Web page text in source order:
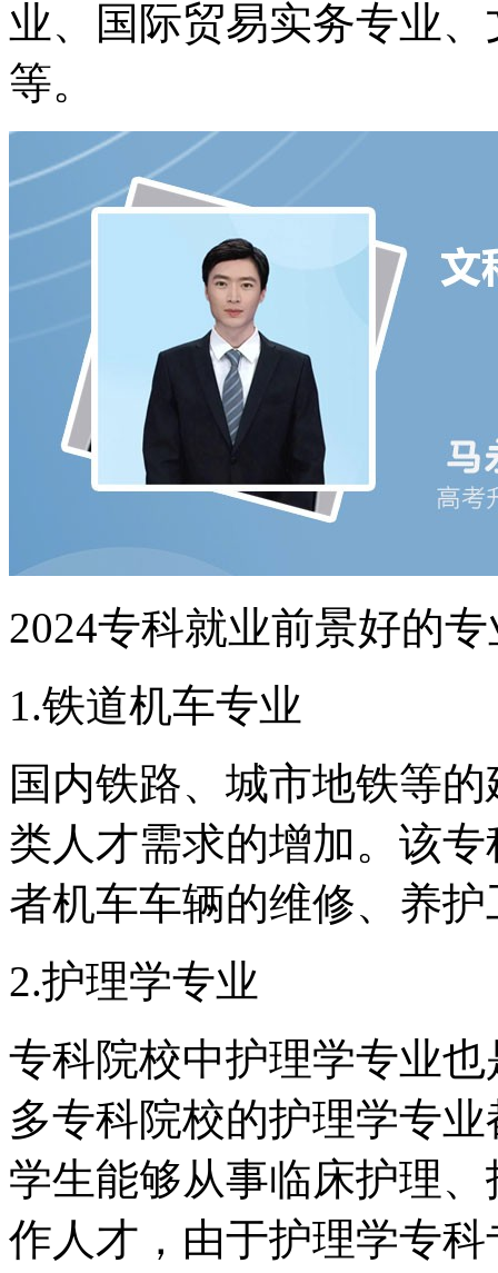
业、国际贸易实务专业
等。
2024专科就业前景好的
1.铁道机车专业
国内铁路、城市地铁等
类人才需求的增加。该
者机车车辆的维修、养护
2.护理学专业
专科院校中护理学专业
多专科院校的护理学专
学生能够从事临床护理
作人才，由于护理学专